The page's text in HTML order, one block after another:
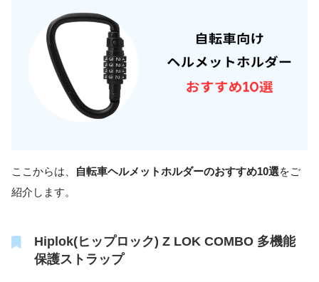
ここからは、 自転車ヘルメットホルダーのおすすめ10選をご
紹介します。
Hiplok(ヒップロック) Z LOK COMBO 多機能
保護ストラップ